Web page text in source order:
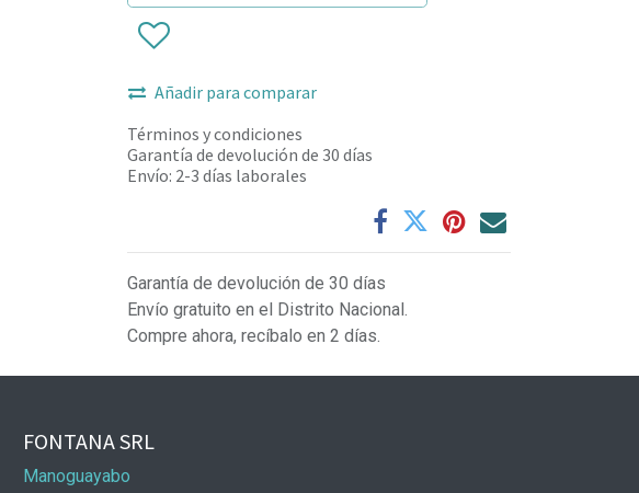
Añadir para comparar
Términos y condiciones
Garantía de devolución de 30 días
Envío: 2-3 días laborales
Garantía de devolución de 30 días
Envío gratuito en el Distrito Nacional.
Compre ahora, recíbalo en 2 días.
FONTANA SRL
Manoguayabo